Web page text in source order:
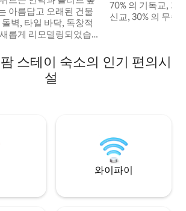
아름답고 오래된 건물
벽, 타일 바닥, 독창적
롭게 리모델링되었습
즐길 수 있는 발코니와
. 스위트에는 침실, 완비
샤워실로 구성되어 있
70% 의 기독교, 가
신교, 30% 의 무슬
니다. 옥상 아파트
스테이 숙소의 인기 편의시
설
와이파이